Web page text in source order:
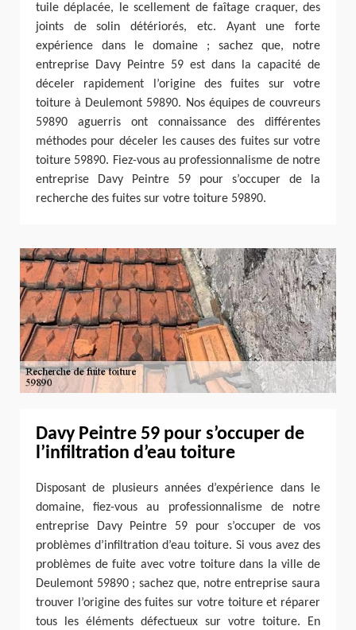
tuile déplacée, le scellement de faîtage craquer, des
joints de solin détériorés, etc. Ayant une forte
expérience dans le domaine ; sachez que, notre
entreprise Davy Peintre 59 est dans la capacité de
déceler rapidement l’origine des fuites sur votre
toiture à Deulemont 59890. Nos équipes de couvreurs
59890 aguerris ont connaissance des différentes
méthodes pour déceler les causes des fuites sur votre
toiture 59890. Fiez-vous au professionnalisme de notre
entreprise Davy Peintre 59 pour s’occuper de la
recherche des fuites sur votre toiture 59890.
Davy Peintre 59 pour s’occuper de
l’infiltration d’eau toiture
Disposant de plusieurs années d’expérience dans le
domaine, fiez-vous au professionnalisme de notre
entreprise Davy Peintre 59 pour s’occuper de vos
problèmes d’infiltration d’eau toiture. Si vous avez des
problèmes de fuite avec votre toiture dans la ville de
Deulemont 59890 ; sachez que, notre entreprise saura
trouver l’origine des fuites sur votre toiture et réparer
tous les éléments défectueux sur votre toiture. En